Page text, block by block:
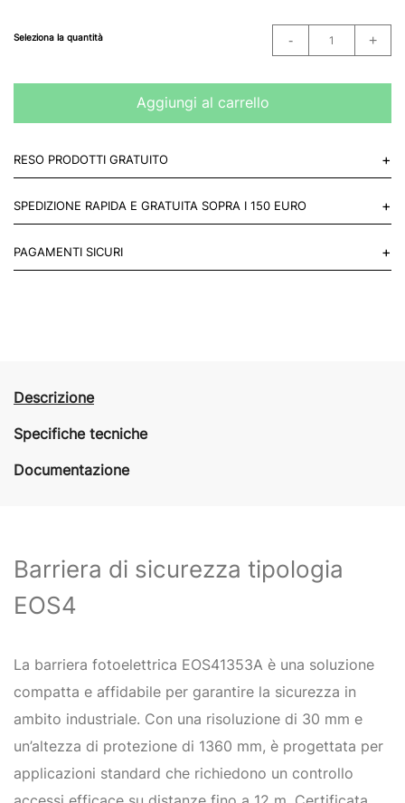
Seleziona la quantità
Aggiungi al carrello
RESO PRODOTTI GRATUITO +
Mettiti in contatto con noi
SPEDIZIONE RAPIDA E GRATUITA SOPRA I 150 EURO +
del mondo.
PAGAMENTI SICURI +
Descrizione
Specifiche tecniche
Documentazione
Barriera di sicurezza tipologia
EOS4
La barriera fotoelettrica EOS41353A è una soluzione
compatta e affidabile per garantire la sicurezza in
ambito industriale. Con una risoluzione di 30 mm e
un’altezza di protezione di 1360 mm, è progettata per
applicazioni standard che richiedono un controllo